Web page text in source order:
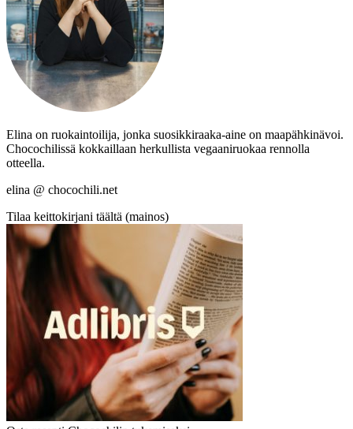
Elina on ruokaintoilija, jonka suosikkiraaka-aine on maapähkinävoi.
Chocochilissä kokkaillaan herkullista vegaaniruokaa rennolla
otteella.
elina @ chocochili.net
Tilaa keittokirjani täältä (mainos)